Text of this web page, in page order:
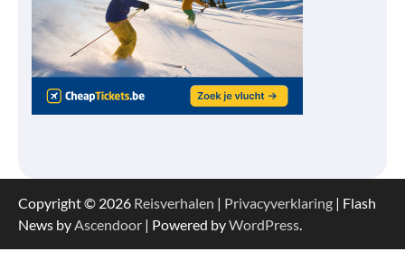
Copyright © 2026 Reisverhalen | Privacyverklaring | Flash
News byAscendoor | Powered byWordPress.